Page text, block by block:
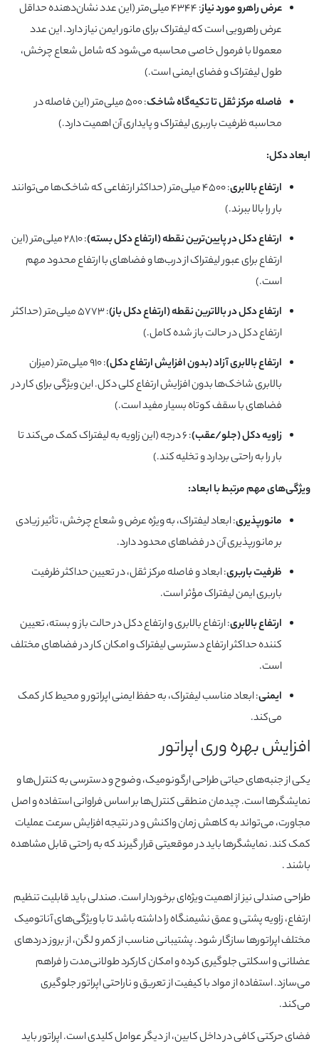
عرض راهرو مورد نیاز
: ۴۳۴۴ میلی‌متر (این عدد نشان‌دهنده حداقل
عرض راهرویی است که لیفتراک برای مانور ایمن نیاز دارد. این عدد
معمولا با فرمول خاصی محاسبه می‌شود که شامل شعاع چرخش،
طول لیفتراک و فضای ایمنی است.)
فاصله مرکز ثقل تا تکیه‌گاه شاخک
: ۵۰۰ میلی‌متر (این فاصله در
محاسبه ظرفیت باربری لیفتراک و پایداری آن اهمیت دارد.)
ابعاد دکل:
ارتفاع بالابری
: ۴۵۰۰ میلی‌متر (حداکثر ارتفاعی که شاخک‌ها می‌توانند
بار را بالا ببرند.)
ارتفاع دکل در پایین‌ترین نقطه (ارتفاع دکل بسته)
: ۲۸۱۰ میلی‌متر (این
ارتفاع برای عبور لیفتراک از درب‌ها و فضاهای با ارتفاع محدود مهم
است.)
ارتفاع دکل در بالاترین نقطه (ارتفاع دکل باز)
: ۵۷۷۳ میلی‌متر (حداکثر
ارتفاع دکل در حالت باز شده کامل.)
ارتفاع بالابری آزاد (بدون افزایش ارتفاع دکل)
: ۹۱۰ میلی‌متر (میزان
بالابری شاخک‌ها بدون افزایش ارتفاع کلی دکل. این ویژگی برای کار در
فضاهای با سقف کوتاه بسیار مفید است.)
زاویه دکل (جلو/عقب)
: ۶ درجه (این زاویه به لیفتراک کمک می‌کند تا
بار را به راحتی بردارد و تخلیه کند.)
ویژگی‌های مهم مرتبط با ابعاد:
مانورپذیری: ابعاد لیفتراک، به ویژه عرض و شعاع چرخش، تأثیر زیادی
بر مانورپذیری آن در فضاهای محدود دارد.
ظرفیت باربری: ابعاد و فاصله مرکز ثقل، در تعیین حداکثر ظرفیت
باربری ایمن لیفتراک مؤثر است.
ارتفاع بالابری: ارتفاع بالابری و ارتفاع دکل در حالت باز و بسته، تعیین
کننده حداکثر ارتفاع دسترسی لیفتراک و امکان کار در فضاهای مختلف
است.
ایمنی: ابعاد مناسب لیفتراک، به حفظ ایمنی اپراتور و محیط کار کمک
می‌کند.
افزایش بهره وری اپراتور
یکی از جنبه‌های حیاتی طراحی ارگونومیک، وضوح و دسترسی به کنترل‌ها و
نمایشگرها است. چیدمان منطقی کنترل‌ها بر اساس فراوانی استفاده و اصل
مجاورت، می‌تواند به کاهش زمان واکنش و در نتیجه افزایش سرعت عملیات
کمک کند. نمایشگرها باید در موقعیتی قرار گیرند که به راحتی قابل مشاهده
باشند .
طراحی صندلی نیز از اهمیت ویژه‌ای برخوردار است. صندلی باید قابلیت تنظیم
ارتفاع، زاویه پشتی و عمق نشیمنگاه را داشته باشد تا با ویژگی‌های آناتومیک
مختلف اپراتورها سازگار شود. پشتیبانی مناسب از کمر و لگن، از بروز دردهای
عضلانی و اسکلتی جلوگیری کرده و امکان کارکرد طولانی‌مدت را فراهم
می‌سازد. استفاده از مواد با کیفیت از تعریق و ناراحتی اپراتور جلوگیری
می‌کند.
فضای حرکتی کافی در داخل کابین، از دیگر عوامل کلیدی است. اپراتور باید